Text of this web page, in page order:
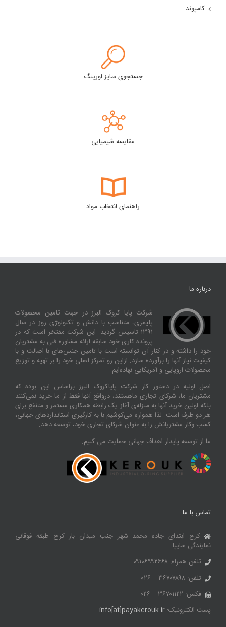
کامپوند
جستجوی سایز اورینگ
مقایسه شیمیایی
راهنمای انتخاب مواد
درباره ما
شرکت پایا کروک البرز در جهت تامین محصولات
پلیمری، متناسب با دانش و تکنولوژی روز در سال
۱۳۹۱ تاسیس گردید. این شرکت مفتخر است که در
پرونده کاری خود سابقه ارائه مشاوره فنی به مشتریان
خود را داشته و در کنار آن توانسته‌ است با تامین جنس‌های با اصالت و با
کیفیت نیاز آنها را برآورده سازد. ازاین‌ رو تمرکز اصلی خود را بر تهیه و توزیع
محصولات اروپایی و آمریکایی نهاده‌ایم.
اصل اولیه در دستور کار شرکت پایاکروک البرز براساس این بوده که
مشتریان ما، شرکای تجاری ماهستند، درواقع آنها فقط از ما خرید نمی‌کنند
بلکه اولین خرید آنها به منزله‌ی آغاز یک رابطه همکاری مستمر و متنفع برای
هر دو طرف است. لذا همواره می‌کوشیم با به کارگیری استانداردهای جهانی،
کسب‌ و‌کار مشتریانش را به عنوان شرکای تجاری خود، توسعه دهد.
ما از توسعه پایدار اهداف جهانی حمایت می کنیم.
تماس با ما
کرج ابتدای جاده محمد شهر جنب میدان بار کرج طبقه فوقانی
نمایندگی سایپا
تلفن همراه: ۰۹۱۰۶۹۹۲۶۶۸
تلفن: ۳۶۷۰۷۸۹۸ – ۰۲۶
فکس: ۳۶۷۰۱۱۲۲ – ۰۲۶
پست الکترونیک: info[at]payakerouk.ir